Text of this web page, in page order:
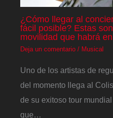
¿Cómo llegar al
fácil posible? Estas
movilidad que habrá
Deja un comentario / Musical
Uno de los artistas de
del momento llega al
de su exitoso tour
que…